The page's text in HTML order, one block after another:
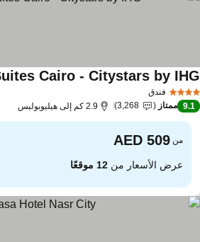
فندق
Cairo - Citystars by
9.1 ممتاز 3,268 2.9 كم إلى هيليوبوليس
من
عرض الأسعار من12 موقعًا